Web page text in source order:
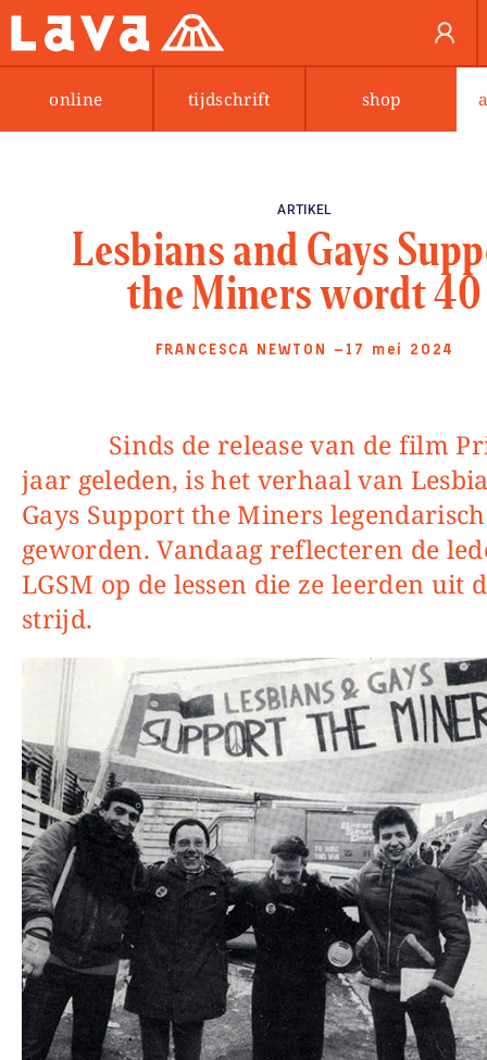
online tijdschrift shop
ARTIKEL
Lesbians and Gays
the Miners wordt 40
FRANCESCA NEWTON —17 mei 2024
Sinds de release van de film Pride tien
jaar geleden, is het verhaal van
Gays Support the Miners legendarisch
geworden. Vandaag reflecteren de
LGSM op de lessen die ze leerden uit
strijd.